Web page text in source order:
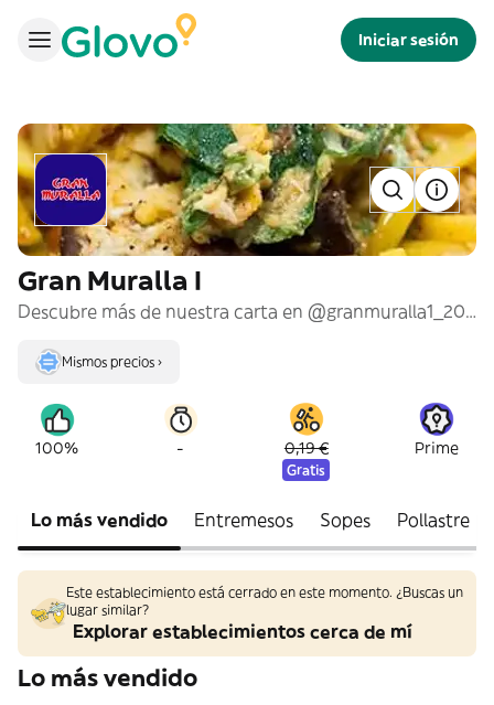
Iniciar sesión
Gran Muralla I
Descubre más de nuestra carta en @granmuralla1_2022
Mismos precios ›
100% - 0,19 €
Gratis
Prime
Lo más vendido Entremesos Sopes Pollastre
Este establecimiento está cerrado en este momento. ¿Buscas un
lugar similar?
Explorar establecimientos cerca de mí
Lo más vendido